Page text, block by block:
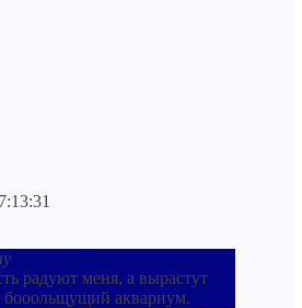
радуют меня, а вырастут
бооольщущий аквариум.